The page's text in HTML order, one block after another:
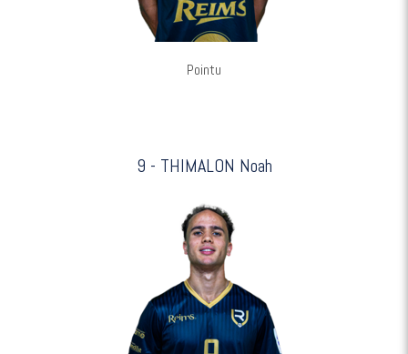
Pointu
9 - THIMALON Noah